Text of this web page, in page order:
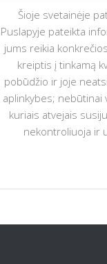
Šioje svetainėje
Puslapyje pateikta
jums reikia
kreiptis į tinkamą
pobūdžio ir joje
aplinkybes; nebūtinai
kuriais atvejais
nekontroliuoja ir